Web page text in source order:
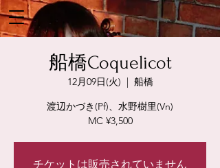
船橋Coquelicot
12月09日(火)
  |
船橋
渡辺かづき(Pf)、水野樹里(Vn)
MC ¥3,500
チケットは販売されていません